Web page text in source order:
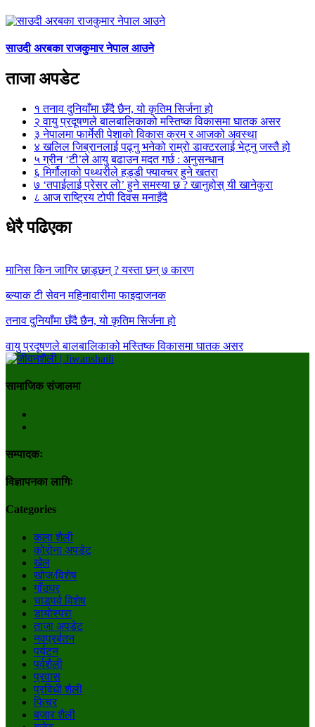
साउदी अरबका राजकुमार नेपाल आउने
ताजा अपडेट
१ तनाव दुनियाँमा छँदै छैन, यो कृतिम सिर्जना हो
२ वायु प्रदूषणले बालबालिकाको मस्तिष्क विकासमा घातक असर
३ नेपालमा फार्मेसी पेशाको विकास क्रम र आजको अवस्था
४ खलिल जिब्रानलाई पढ्नु भनेको राम्रो डाक्टरलाई भेट्नु जस्तै हो
५ग्रीन ‘टी’ले आयु बढाउन मदत गर्छ : अनुसन्धान
६ मिर्गौलाको पथ्थरीले हड्डी फ्याक्चर हुने खतरा
७ ‘तपाईलाई प्रेसर लो’ हुने समस्या छ ? खानुहोस् यी खानेकुरा
८ आज राष्ट्रिय टोपी दिवस मनाइँदै
धेरै पढिएका
मानिस किन जागिर छाड्छन् ? यस्ता छन् ७ कारण
ब्ल्याक टी सेवन महिनावारीमा फाइदाजनक
तनाव दुनियाँमा छँदै छैन, यो कृतिम सिर्जना हो
वायु प्रदूषणले बालबालिकाको मस्तिष्क विकासमा घातक असर
सामाजिक संजालमा
सम्पादकः
विज्ञापनका लागिः
Categories
कला शैली
कोरोना अपडेट
खेल
खोज/विशेष
गाँउघर
चाडपर्व विशेष
डायाेस्परा
ताजा अपडेट
नवप्रर्बतन
पर्यटन
पर्वशैली
प्रवास
प्रविधी शैली
फिचर
बजार शैली